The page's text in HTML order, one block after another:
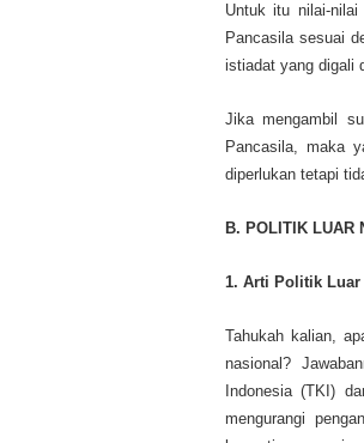
Untuk itu nilai-
Pancasila sesuai
istiadat yang digali
Jika mengambil
Pancasila, maka
diperlukan tetapi
B. POLITIK LUAR
1. Arti Politik Luar
Tahukah kalian,
nasional?
Indonesia (TKI)
mengurangi